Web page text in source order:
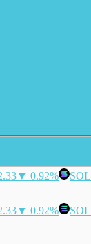
▼ 0.92% SOL
▼ 0.92% SOL